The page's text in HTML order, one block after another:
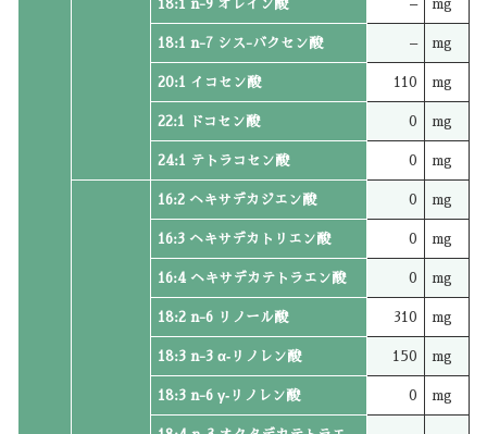
18:1 n-9 オレイン酸 – mg
18:1 n-7 シス-バクセン酸 – mg
20:1 イコセン酸 110 mg
22:1 ドコセン酸 0 mg
24:1 テトラコセン酸 0 mg
16:2 ヘキサデカジエン酸 0 mg
16:3 ヘキサデカトリエン酸 0 mg
16:4 ヘキサデカテトラエン酸 0 mg
18:2 n-6 リノール酸 310 mg
18:3 n-3 α‐リノレン酸 150 mg
18:3 n-6 γ‐リノレン酸 0 mg